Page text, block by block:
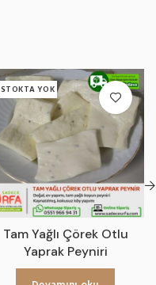
STOKTA YOK
Tam Yağlı Çörek Otlu
Yaprak Peyniri